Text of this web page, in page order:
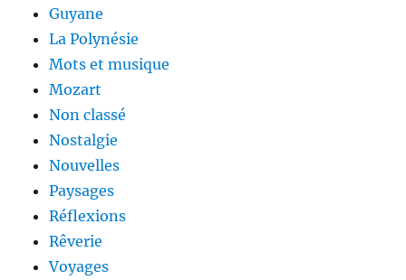
Guyane
La Polynésie
Mots et musique
Mozart
Non classé
Nostalgie
Nouvelles
Paysages
Réflexions
Rêverie
Voyages